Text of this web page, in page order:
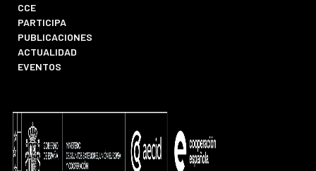
CCE
PARTICIPA
PUBLICACIONES
ACTUALIDAD
EVENTOS